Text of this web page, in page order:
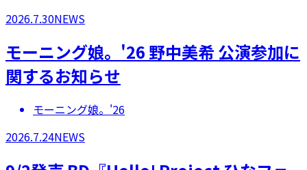
2026.7.30NEWS
モーニング娘。'26 野中美希 公演参加に
関するお知らせ
モーニング娘。'26
2026.7.24NEWS